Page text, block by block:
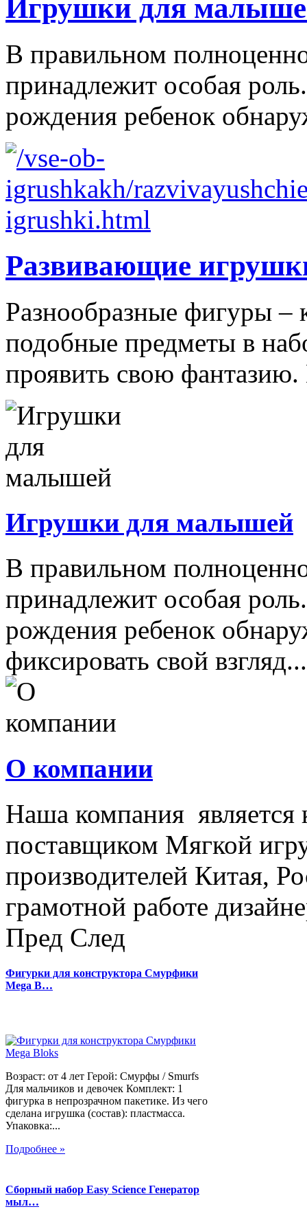
Игрушки для
В правильном
принадлежит особая
рождения ребенок
Развивающие
Разнообразные фигуры –
подобные предметы в
проявить свою
Игрушки для малышей
В правильном
принадлежит особая
рождения ребенок
фиксировать свой взгляд...
О компании
Наша компания
поставщиком Мягкой
производителей Китая,
грамотной работе
Пред След
Фигурки для конструктора Смурфики
Mega B…
Возраст: от 4 лет Герой: Смурфы / Smurfs
Для мальчиков и девочек Комплект: 1
фигурка в непрозрачном пакетике. Из чего
сделана игрушка (состав): пластмасса.
Упаковка:...
Подробнее »
Сборный набор Easy Science Генератор
мыл…